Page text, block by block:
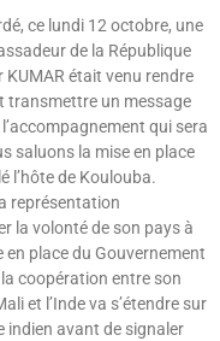
ce lundi 12 octobre, une
de la République
KUMAR était venu rendre
transmettre un message
qui sera
saluons la mise en place
l’hôte de Koulouba.
représentation
la volonté de son pays à
place du Gouvernement
coopération entre son
et l’Inde va s’étendre sur
indien avant de signaler